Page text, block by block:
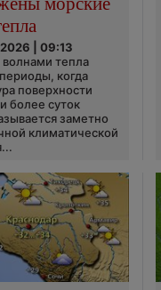
| 09:13
тепла
когда
поверхности
более суток
заметно
климатической